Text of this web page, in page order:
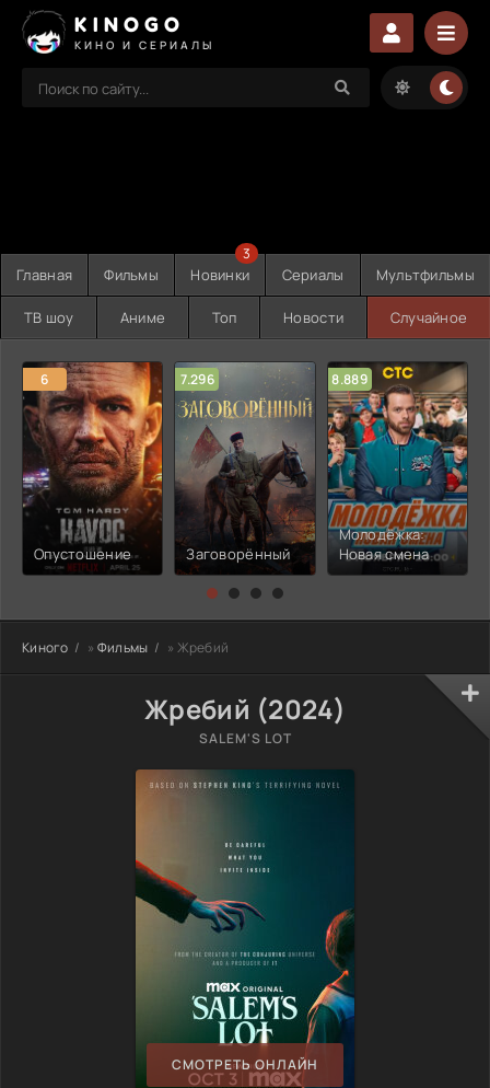
KINOGO
КИНО И СЕРИАЛЫ
Главная Фильмы Новинки
3
Сериалы Мультфильмы
ТВ шоу Аниме Топ Новости Случайное
6
Опустошение
7.296
Заговорённый
8.889
Молодёжка:
Новая смена
Киного » Фильмы » Жребий
Жребий (2024)
SALEM'S LOT
СМОТРЕТЬ ОНЛАЙН